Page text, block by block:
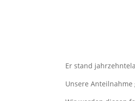
Er stand
Unsere